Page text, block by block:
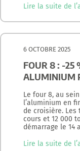
Lire la suite de
6 OCTOBRE 2025
FOUR 8 : -25
ALUMINIUM
Le four 8, au
l’aluminium en
de croisière.
cours et 12 000
démarrage le 14
Lire la suite de